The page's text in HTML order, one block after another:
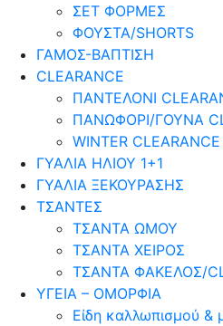
ΣΕΤ ΦΟΡΜΕΣ
ΦΟΥΣΤΑ/SHORTS
ΓΑΜΟΣ-ΒΑΠΤΙΣΗ
CLEARANCE
ΠΑΝΤΕΛΟΝΙ
ΠΑΝΩΦΟΡΙ/ΓΟΥΝΑ
WINTER
ΓΥΑΛΙΑ ΗΛΙΟΥ 1+1
ΓΥΑΛΙΑ ΞΕΚΟΥΡΑΣΗΣ
ΤΣΑΝΤΕΣ
ΤΣΑΝΤΑ ΩΜΟΥ
ΤΣΑΝΤΑ ΧΕΙΡΟΣ
ΤΣΑΝΤΑ ΦΑΚΕΛΟΣ/
ΥΓΕΙΑ – ΟΜΟΡΦΙΑ
Είδη καλλωπισμού &